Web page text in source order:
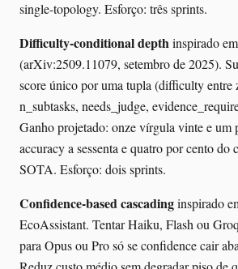
single-topology. Esforço: três sprints.
Difficulty-conditional depthinspirado
(arXiv:2509.11079, setembro de 2025).
score único por uma tupla (difficulty entre
n_subtasks, needs_judge,
Ganho projetado: onze vírgula vinte e um
accuracy a sessenta e quatro por cento do
SOTA. Esforço: dois sprints.
Confidence-based cascadinginspirado
EcoAssistant. Tentar Haiku, Flash ou
para Opus ou Pro só se confidence cair